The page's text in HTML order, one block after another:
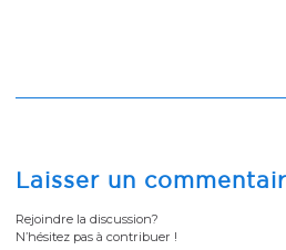
Laisser un
Rejoindre la discussion?
N’hésitez pas à contribuer !